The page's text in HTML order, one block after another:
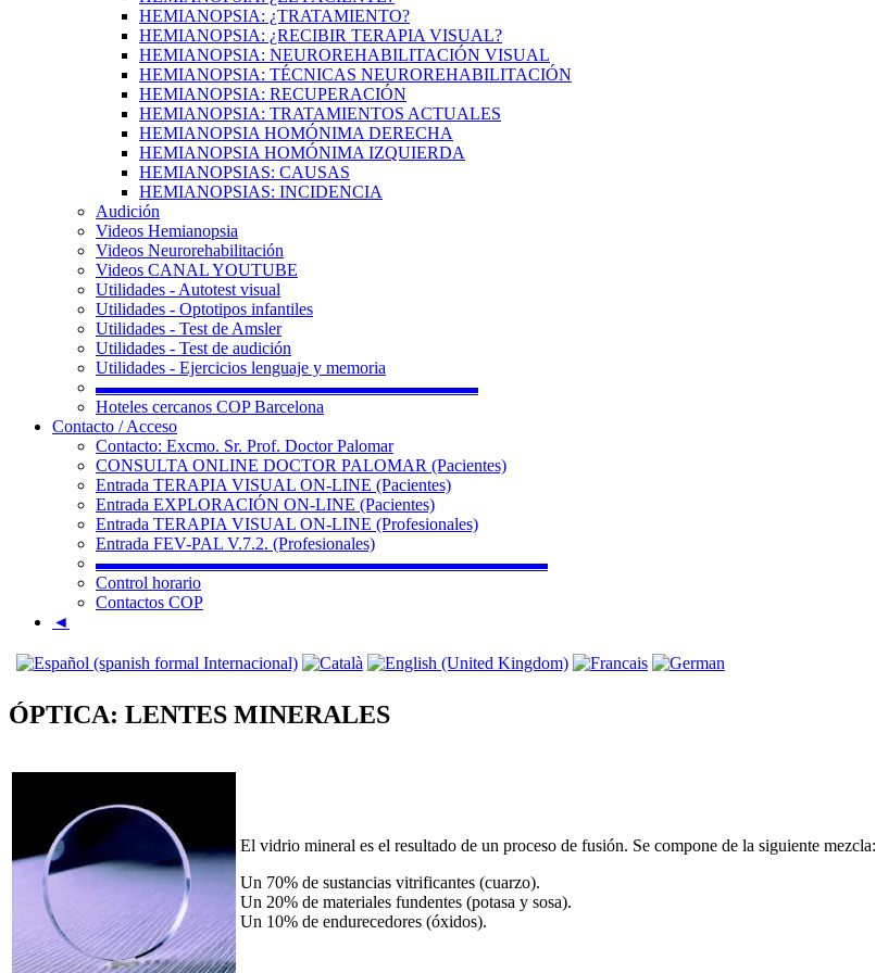
HEMIANOPSIA: ¿TRATAMIENTO?
HEMIANOPSIA: ¿RECIBIR TERAPIA VISUAL?
HEMIANOPSIA: NEUROREHABILITACIÓN VISUAL
HEMIANOPSIA: TÉCNICAS NEUROREHABILITACIÓN
HEMIANOPSIA: RECUPERACIÓN
HEMIANOPSIA: TRATAMIENTOS ACTUALES
HEMIANOPSIA HOMÓNIMA DERECHA
HEMIANOPSIA HOMÓNIMA IZQUIERDA
HEMIANOPSIAS: CAUSAS
HEMIANOPSIAS: INCIDENCIA
Audición
Videos Hemianopsia
Videos Neurorehabilitación
Videos CANAL YOUTUBE
Utilidades - Autotest visual
Utilidades - Optotipos infantiles
Utilidades - Test de Amsler
Utilidades - Test de audición
Utilidades - Ejercicios lenguaje y memoria
▬▬▬▬▬▬▬▬▬▬▬▬▬▬▬▬▬▬▬▬▬▬
Hoteles cercanos COP Barcelona
Contacto / Acceso
Contacto: Excmo. Sr. Prof. Doctor Palomar
CONSULTA ONLINE DOCTOR PALOMAR (Pacientes)
Entrada TERAPIA VISUAL ON-LINE (Pacientes)
Entrada EXPLORACIÓN ON-LINE (Pacientes)
Entrada TERAPIA VISUAL ON-LINE (Profesionales)
Entrada FEV-PAL V.7.2. (Profesionales)
▬▬▬▬▬▬▬▬▬▬▬▬▬▬▬▬▬▬▬▬▬▬▬▬▬▬
Control horario
Contactos COP
◄
ÓPTICA: LENTES MINERALES
El vidrio mineral es el resultado de un proceso de fusión. Se compone de la siguiente mezcla:
Un 70% de sustancias vitrificantes (cuarzo).
Un 20% de materiales fundentes (potasa y sosa).
Un 10% de endurecedores (óxidos).